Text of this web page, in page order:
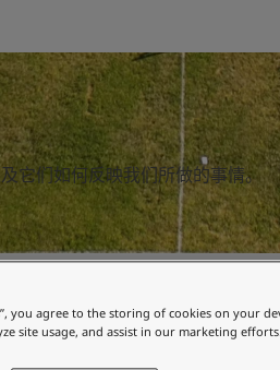
它们如何反映我们所做的事情。
you agree to the storing of cookies on your
site usage, and assist in our marketing